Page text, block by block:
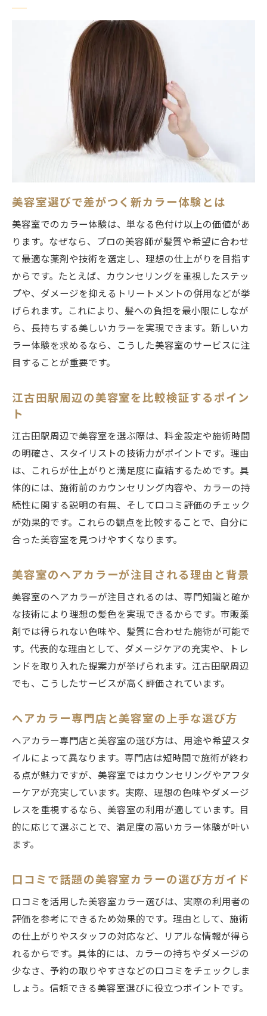
ヘアカラーを江古田駅周辺で賢く楽しむ方法
美容室のカラーを長持ちさせる賢い工夫
江古田駅周辺の美容室活用術を徹底解説
美容室で叶える最新ヘアカラートレンド紹
賢く美容室を選ぶためのチェックリスト
忙しい女性必見の時短美容室利用法
お得に美容室カラーを楽しむ裏技を紹介
美容室のカラー施術時間はどれくらい？
忙しい人に最適な美容室カラーの選び方
美容室でカラーを時短するコツと工夫
初めての美容室カラーでも安心の時間管理
術
施術内容別に見る美容室カラーの時間差
髪に優しいカラーを叶える美容室のコツ
美容室で髪に優しいヘアカラーを選ぶ方法
美容室で相談したい髪のダメージ対策法
ヘアカラー後の美容室での正しいケア方法
カラー専門店と美容室の違いを徹底比較
美容室とカラー専門店の料金や特徴を比較
仕上がりにこだわるなら美容室と専門店ど
ちら？
忙しい女性に向く美容室と専門店の選び方
カラー専門店と美容室のメリット・デメリ
ット解説
美容室と専門店を比較した利用シーン別お
忙しい女性におすすめの時短ヘアカラー術
忙しい女性向け美容室カラー時短テクニッ
カラー専門店を活用した時短術のポイント
美容室の時短メニューで理想のヘアカラー
に
短時間で叶う美容室カラーの魅力を紹介
忙しくても満足できる美容室カラーの工夫
料金と仕上がりで選ぶ美容室カラーガイド
美容室のヘアカラー費用を比較するポイン
ト
美容室でお得にカラーするためのチェック
法
美容室選びで差がつく新カラー体験とは
美容室でのカラー体験は、単なる色付け以上の価値があ
ります。なぜなら、プロの美容師が髪質や希望に合わせ
て最適な薬剤や技術を選定し、理想の仕上がりを目指す
からです。たとえば、カウンセリングを重視したステッ
プや、ダメージを抑えるトリートメントの併用などが挙
げられます。これにより、髪への負担を最小限にしなが
ら、長持ちする美しいカラーを実現できます。新しいカ
ラー体験を求めるなら、こうした美容室のサービスに注
目することが重要です。
江古田駅周辺の美容室を比較検証するポイン
ト
江古田駅周辺で美容室を選ぶ際は、料金設定や施術時間
の明確さ、スタイリストの技術力がポイントです。理由
は、これらが仕上がりと満足度に直結するためです。具
体的には、施術前のカウンセリング内容や、カラーの持
続性に関する説明の有無、そして口コミ評価のチェック
が効果的です。これらの観点を比較することで、自分に
合った美容室を見つけやすくなります。
美容室のヘアカラーが注目される理由と背景
美容室のヘアカラーが注目されるのは、専門知識と確か
な技術により理想の髪色を実現できるからです。市販薬
剤では得られない色味や、髪質に合わせた施術が可能で
す。代表的な理由として、ダメージケアの充実や、トレ
ンドを取り入れた提案力が挙げられます。江古田駅周辺
でも、こうしたサービスが高く評価されています。
ヘアカラー専門店と美容室の上手な選び方
ヘアカラー専門店と美容室の選び方は、用途や希望スタ
イルによって異なります。専門店は短時間で施術が終わ
る点が魅力ですが、美容室ではカウンセリングやアフタ
ーケアが充実しています。実際、理想の色味やダメージ
レスを重視するなら、美容室の利用が適しています。目
的に応じて選ぶことで、満足度の高いカラー体験が叶い
ます。
口コミで話題の美容室カラーの選び方ガイド
口コミを活用した美容室カラー選びは、実際の利用者の
評価を参考にできるため効果的です。理由として、施術
の仕上がりやスタッフの対応など、リアルな情報が得ら
れるからです。具体的には、カラーの持ちやダメージの
少なさ、予約の取りやすさなどの口コミをチェックしま
しょう。信頼できる美容室選びに役立つポイントです。